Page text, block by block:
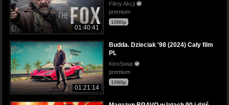
01:40:41
Filmy Akcji
premium
1080p
01:21:14
Budda. Dzieciak '98 (2024) Cały film
PL
KinoSwiat
premium
1080p